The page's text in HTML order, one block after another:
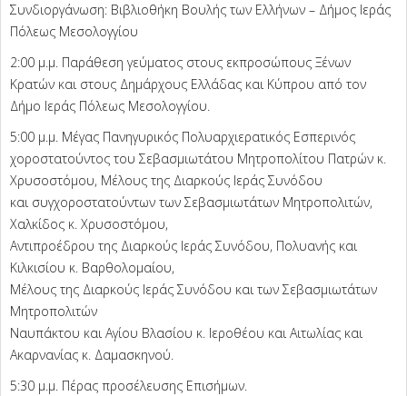
Συνδιοργάνωση: Βιβλιοθήκη Βουλής των Ελλήνων – Δήμος Ιεράς
Πόλεως Μεσολογγίου
2:00 μ.μ. Παράθεση γεύματος στους εκπροσώπους Ξένων
Κρατών και στους Δημάρχους Ελλάδας και Κύπρου από τον
Δήμο Ιεράς Πόλεως Μεσολογγίου.
5:00 μ.μ. Μέγας Πανηγυρικός Πολυαρχιερατικός Εσπερινός
χοροστατούντος του Σεβασμιωτάτου Μητροπολίτου Πατρών κ.
Χρυσοστόμου, Μέλους της Διαρκούς Ιεράς Συνόδου
και συγχοροστατούντων των Σεβασμιωτάτων Μητροπολιτών,
Χαλκίδος κ. Χρυσοστόμου,
Αντιπροέδρου της Διαρκούς Ιεράς Συνόδου, Πολυανής και
Κιλκισίου κ. Βαρθολομαίου,
Μέλους της Διαρκούς Ιεράς Συνόδου και των Σεβασμιωτάτων
Μητροπολιτών
Ναυπάκτου και Αγίου Βλασίου κ. Ιεροθέου και Αιτωλίας και
Ακαρνανίας κ. Δαμασκηνού.
5:30 μ.μ. Πέρας προσέλευσης Επισήμων.